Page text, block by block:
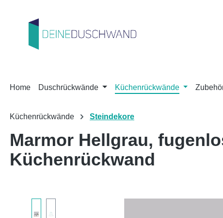
Home Duschrückwände Küchenrückwände
Küchenrückwände Steindekore
Marmor Hellgrau,
Küchenrückwand